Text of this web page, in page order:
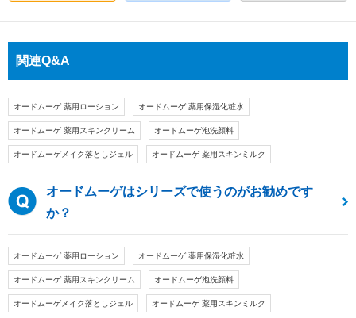
関連Q&A
オードムーゲ 薬用ローション オードムーゲ 薬用保湿化粧水
オードムーゲ 薬用スキンクリーム オードムーゲ泡洗顔料
オードムーゲメイク落としジェル オードムーゲ 薬用スキンミルク
オードムーゲはシリーズで使うのがお勧めです
か？
オードムーゲ 薬用ローション オードムーゲ 薬用保湿化粧水
オードムーゲ 薬用スキンクリーム オードムーゲ泡洗顔料
オードムーゲメイク落としジェル オードムーゲ 薬用スキンミルク